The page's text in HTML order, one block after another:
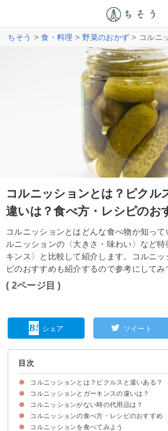
ちそう >食・料理 >野菜のおかず > コルニ
コルニッションとは？ピクル
違いは？食べ方・レシピのお
コルニッションとはどんな食べ物か知っ
ルニッションの〈大きさ・味わい〉など
キンス〉と比較して紹介します。コルニ
ピのおすすめも紹介するので参考にしてみ
( 2ページ目 )
シェア ツイート
目次
コルニッションとは？ピクルスと違いある？
コルニッションはヒラヤマ原産のきゅうりのピ
コルニッションとガーキンスの違いは？
違い①大きさ・見た目
違い②味わい・食感
コルニッションがない時の代用品は？
コルニッションの食べ方・レシピのおすすめ
①ポテトサラダ
②タルタルソース
③マリネ
コルニッションを食べてみよう